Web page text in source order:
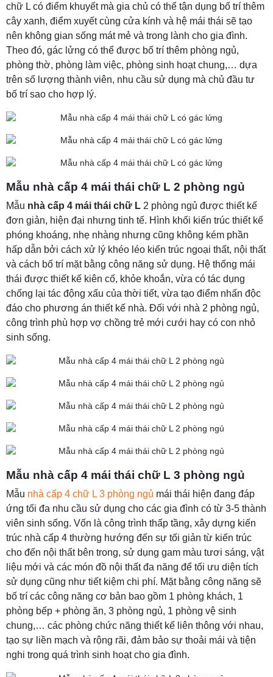
chữ L có điểm khuyết mà gia chủ có thể tận dụng bố trí thêm
cây xanh, điểm xuyết cùng cửa kính và hệ mái thái sẽ tạo
nên không gian sống mát mẻ và trong lành cho gia đình.
Theo đó, gác lửng có thể được bố trí thêm phòng ngủ,
phòng thờ, phòng làm việc, phòng sinh hoạt chung,… dựa
trên số lượng thành viên, nhu cầu sử dụng mà chủ đầu tư
bố trí sao cho hợp lý.
Mẫu nhà cấp 4 mái thái chữ L 2 phòng ngủ
Mẫu nhà cấp 4 mái thái chữ L 2 phòng ngủ được thiết kế
đơn giản, hiện đại nhưng tinh tế. Hình khối kiến trúc thiết kế
phóng khoáng, nhẹ nhàng nhưng cũng không kém phần
hấp dẫn bởi cách xử lý khéo léo kiến trúc ngoại thất, nội thất
và cách bố trí mặt bằng công năng sử dụng. Hệ thống mái
thái được thiết kế kiên cố, khỏe khoắn, vừa có tác dụng
chống lại tác động xấu của thời tiết, vừa tạo điểm nhấn độc
đáo cho phương án thiết kế nhà. Đối với nhà 2 phòng ngủ,
công trình phù hợp vợ chồng trẻ mới cưới hay có con nhỏ
sinh sống.
Mẫu nhà cấp 4 mái thái chữ L 3 phòng ngủ
Mẫu nhà cấp 4 chữ L 3 phòng ngủ mái thái hiện đang đáp
ứng tối đa nhu cầu sử dụng cho các gia đình có từ 3-5 thành
viên sinh sống. Vốn là công trình thấp tầng, xây dựng kiến
trúc nhà cấp 4 thường hướng đến sự tối giản từ kiến trúc
cho đến nội thất bên trong, sử dụng gam màu tươi sáng, vật
liệu mới và các món đồ nội thất đa năng để tối ưu diện tích
sử dụng cũng như tiết kiệm chi phí. Mặt bằng công năng sẽ
bố trí các công năng cơ bản bao gồm 1 phòng khách, 1
phòng bếp + phòng ăn, 3 phòng ngủ, 1 phòng vệ sinh
chung,… các phòng chức năng thiết kế liên thông với nhau,
tạo sự liền mạch và rộng rãi, đảm bảo sự thoải mái và tiện
nghi trong quá trình sinh hoạt cho gia đình.